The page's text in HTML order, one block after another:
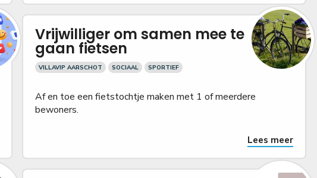
Vrijwilliger om samen mee te
gaan fietsen
VILLAVIP AARSCHOT SOCIAAL SPORTIEF
Af en toe een fietstochtje maken met 1 of meerdere
bewoners.
Lees meer